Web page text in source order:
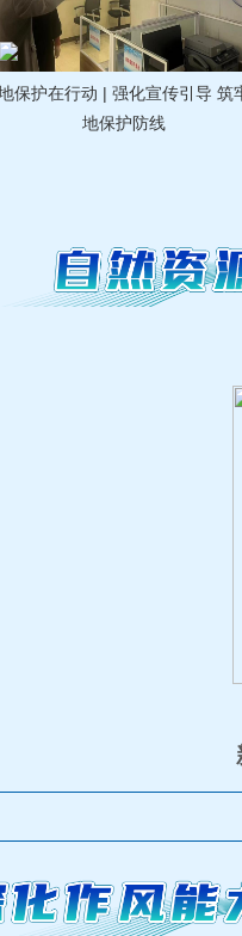
在行动 | 强化宣传引导 筑牢耕
地保护防线